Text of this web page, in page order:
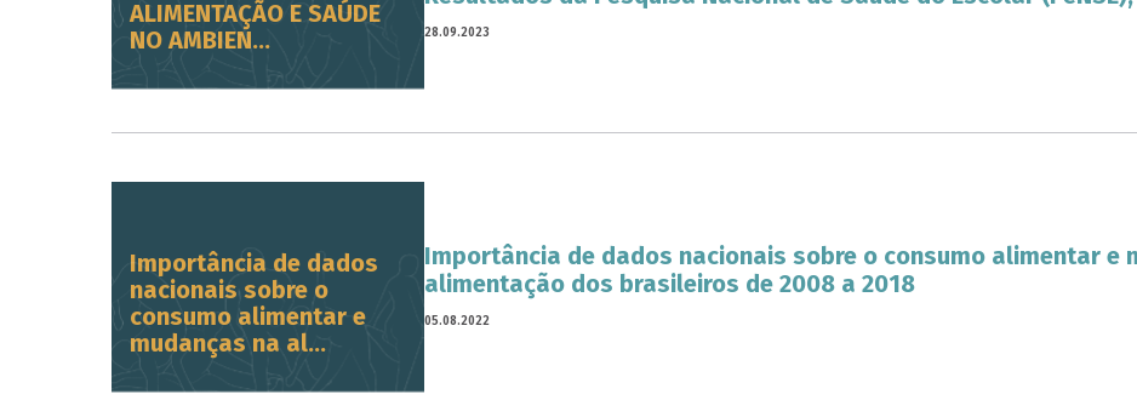
ALIMENTAÇÃO E SAÚDE
NO AMBIEN...
28.09.2023
Importância de dados
nacionais sobre o
consumo alimentar e
mudanças na al...
Importância de dados nacionais sobre o consumo alimentar e
alimentação dos brasileiros de 2008 a 2018
05.08.2022